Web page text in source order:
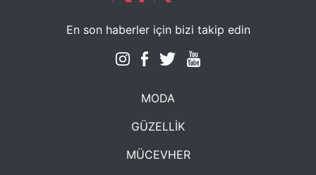
En son haberler için bizi takip edin
MODA
GÜZELLİK
MÜCEVHER